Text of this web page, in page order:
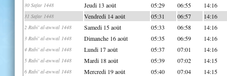
30 Safar 1448 Jeudi 13 août 05:29 06:55 14:16
31 Safar 1448 Vendredi 14 août 05:31 06:57 14:16
2 Rabi' al-awwal 1448 Samedi 15 août 05:33 06:58 14:16
3 Rabi' al-awwal 1448 Dimanche 16 août 05:35 06:59 14:16
4 Rabi' al-awwal 1448 Lundi 17 août 05:37 07:01 14:16
5 Rabi' al-awwal 1448 Mardi 18 août 05:39 07:02 14:15
6 Rabi' al-awwal 1448 Mercredi 19 août 05:40 07:04 14:15